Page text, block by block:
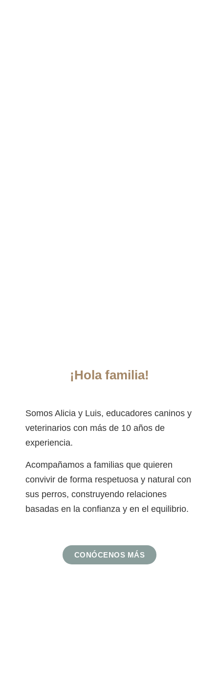
¡Hola familia!
Somos Alicia y Luis, educadores caninos y
veterinarios con más de 10 años de
experiencia.
Acompañamos a familias que quieren
convivir de forma respetuosa y natural con
sus perros, construyendo relaciones
basadas en la confianza y en el equilibrio.
CONÓCENOS MÁS